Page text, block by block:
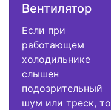
Вентилятор
Если при
работающем
холодильнике
слышен
подозрительный
шум или треск, то